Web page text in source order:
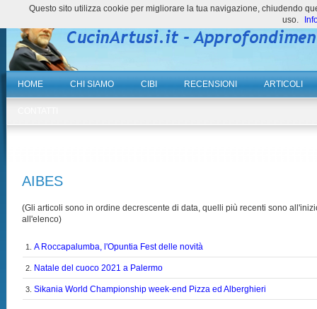
HOME CHI SIAMO CIBI RECENSIONI ARTICOLI
AIBES
(Gli articoli sono in ordine decrescente di data, quelli più recenti sono
all'elenco)
1.A Roccapalumba, l'Opuntia Fest delle novità
2. Natale del cuoco 2021 a Palermo
3.Sikania World Championship week-end Pizza ed Alberghieri
Questo sito utilizza cookie per migliorare la tua navigazione, chiudendo
uso.